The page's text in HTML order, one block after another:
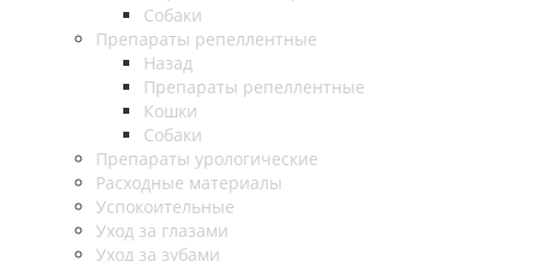
Собаки
Препараты репеллентные
Назад
Препараты репеллентные
Кошки
Собаки
Препараты урологические
Расходные материалы
Успокоительные
Уход за глазами
Уход за зубами